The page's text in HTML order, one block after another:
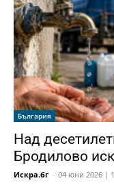
България
Над
Бродилово
Искра.бг - 04 юни 2026 |